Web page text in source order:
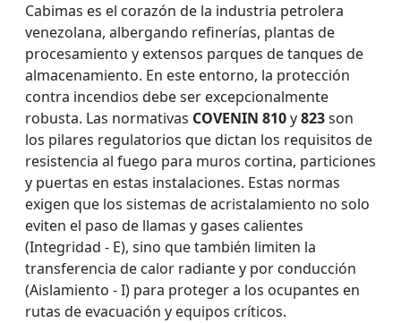
Cabimas es el corazón de la industria petrolera
venezolana, albergando refinerías, plantas de
procesamiento y extensos parques de tanques de
almacenamiento. En este entorno, la protección
contra incendios debe ser excepcionalmente
robusta. Las normativas COVENIN 810y823son
los pilares regulatorios que dictan los requisitos de
resistencia al fuego para muros cortina, particiones
y puertas en estas instalaciones. Estas normas
exigen que los sistemas de acristalamiento no solo
eviten el paso de llamas y gases calientes
(Integridad - E), sino que también limiten la
transferencia de calor radiante y por conducción
(Aislamiento - I) para proteger a los ocupantes en
rutas de evacuación y equipos críticos.